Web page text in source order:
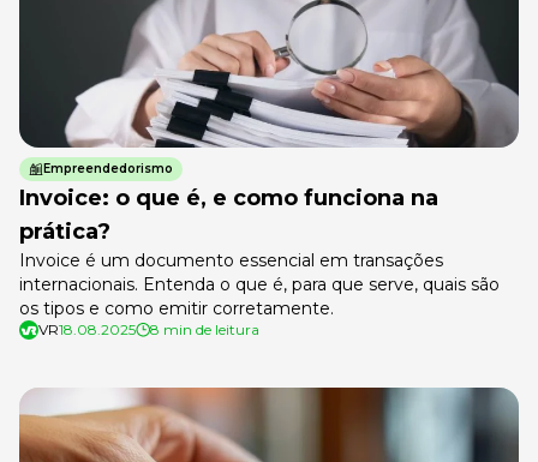
Empreendedorismo
Invoice: o que é, e como funciona na
prática?
Invoice é um documento essencial em transações
internacionais. Entenda o que é, para que serve, quais são
os tipos e como emitir corretamente.
VR18.08.2025 8 min de leitura